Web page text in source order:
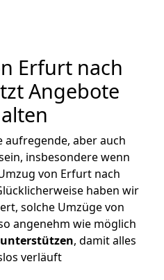
Erfurt nach
Angebote
aufregende, aber auch
insbesondere wenn
von Erfurt nach
haben wir
solche Umzüge von
angenehm wie möglich
unterstützen, damit alles
verläuft